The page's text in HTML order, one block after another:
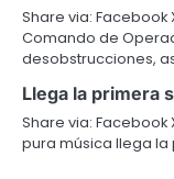
Share via: Facebook
Comando de
desobstrucciones,
Llega la primera
Share via: Facebook
pura música llega la